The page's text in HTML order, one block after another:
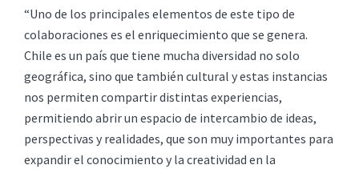
“Uno de los principales elementos de este tipo de
colaboraciones es el enriquecimiento que se genera.
Chile es un país que tiene mucha diversidad no solo
geográfica, sino que también cultural y estas instancias
nos permiten compartir distintas experiencias,
permitiendo abrir un espacio de intercambio de ideas,
perspectivas y realidades, que son muy importantes para
expandir el conocimiento y la creatividad en la